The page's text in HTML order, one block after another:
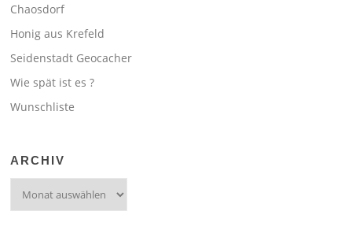
Chaosdorf
Honig aus Krefeld
Seidenstadt Geocacher
Wie spät ist es ?
Wunschliste
ARCHIV